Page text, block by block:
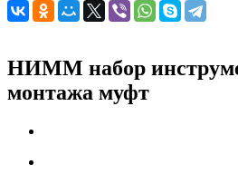
НИММ набор
монтажа муфт